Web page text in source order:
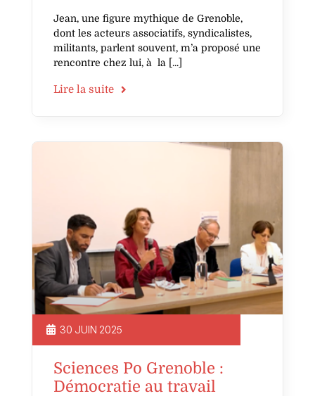
Jean, une figure mythique de Grenoble,
dont les acteurs associatifs, syndicalistes,
militants, parlent souvent, m’a proposé une
rencontre chez lui, à la
Lire la suite
Sciences Po Grenoble :
Démocratie au travail
30 JUIN 2025